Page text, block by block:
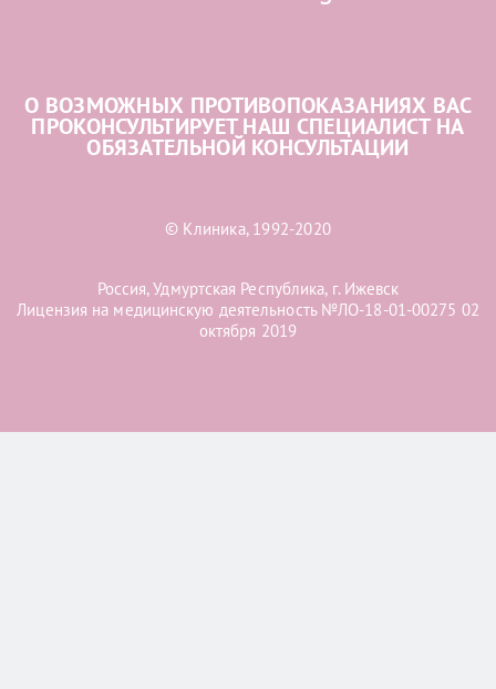
О ВОЗМОЖНЫХ ПРОТИВОПОКАЗАНИЯХ ВАС
ПРОКОНСУЛЬТИРУЕТ НАШ СПЕЦИАЛИСТ НА
ОБЯЗАТЕЛЬНОЙ КОНСУЛЬТАЦИИ
© Клиника, 1992-2020
Россия, Удмуртская Республика, г. Ижевск
Лицензия на медицинскую деятельность №ЛО-18-01-00275 02
октября 2019